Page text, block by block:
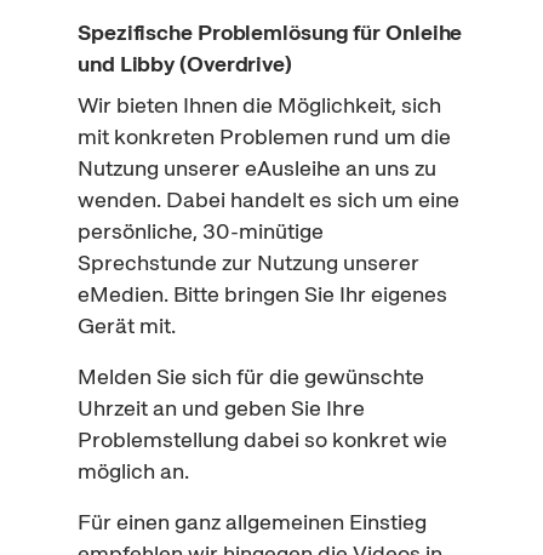
Spezifische Problemlösung fürOnleihe
und Libby(Overdrive)
Wir bieten Ihnen die Möglichkeit, sich
mit konkreten Problemen rund um die
Nutzung unserer eAusleihe an uns zu
wenden. Dabei handelt es sich um eine
persönliche, 30-minütige
Sprechstunde zur Nutzung unserer
eMedien. Bitte bringen Sie Ihr eigenes
Gerät mit.
Melden Sie sich für die gewünschte
Uhrzeit an und geben Sie Ihre
Problemstellung dabei so konkret wie
möglich an.
Für einen ganz allgemeinen Einstieg